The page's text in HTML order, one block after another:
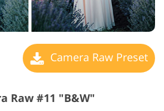
Camera Raw Preset
Raw #11 "B&W"